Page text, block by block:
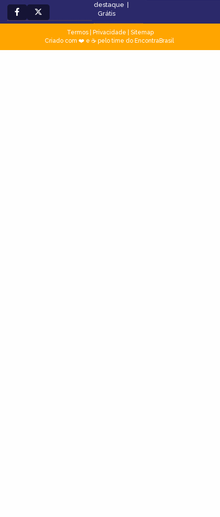
destaque |
Grátis
Termos| Privacidade
Sitemap
Criado com ❤️ e ☕ pelo time do EncontraBrasil